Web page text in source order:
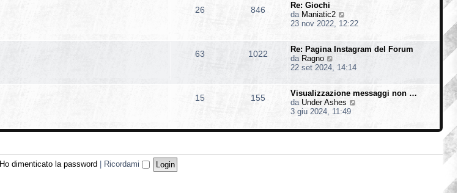
a
g
g
o
t
m
o
e
a
g
g
o
26 846
Re: Giochi
da Maniatic2
e
u
t
m
o
m
e
s
23 nov 2022, 12:22
63 1022
Re: Pagina Instagram del Forum
da Ragno
e
i
u
l
t
m
22 set 2024, 14:14
15 155
Visualizzazione messaggi non …
da Under Ashes
i
t
3 giu 2024, 11:49
Ho dimenticato la password Ricordami